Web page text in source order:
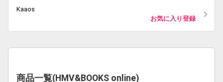
Kaaos
お気に入り登録
商品一覧(HMV&BOOKS online)